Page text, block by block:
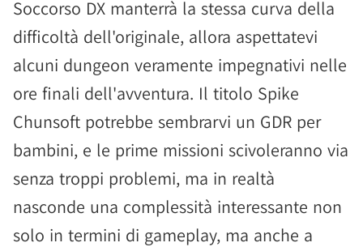
Soccorso DX manterrà la stessa curva della
difficoltà dell'originale, allora aspettatevi
alcuni dungeon veramente impegnativi nelle
ore finali dell'avventura. Il titolo Spike
Chunsoft potrebbe sembrarvi un GDR per
bambini, e le prime missioni scivoleranno via
senza troppi problemi, ma in realtà
nasconde una complessità interessante non
solo in termini di gameplay, ma anche a